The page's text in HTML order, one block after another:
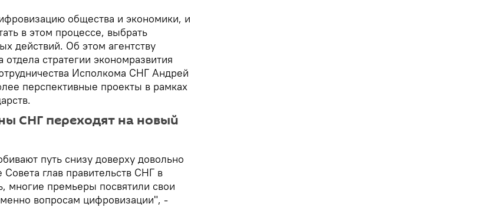
общества и экономики, и
в этом процессе, выбрать
действий. Об этом агентству
стратегии экономразвития
Исполкома СНГ Андрей
перспективные проекты в рамках
СНГ переходят на новый
путь снизу доверху довольно
глав правительств СНГ в
многие премьеры посвятили свои
вопросам цифровизации", -